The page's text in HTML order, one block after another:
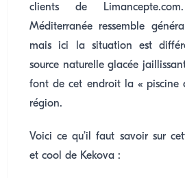
clients de
Méditerranée ressemble
mais ici la situation est
source naturelle glacée
font de cet endroit la « piscine
région.
Voici ce qu’il faut savoir sur
et cool de Kekova :